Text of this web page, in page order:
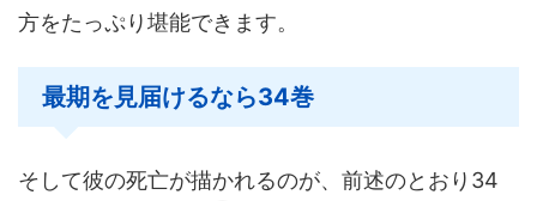
方をたっぷり堪能できます。
最期を見届けるなら34巻
そして彼の死亡が描かれるのが、前述のとおり34